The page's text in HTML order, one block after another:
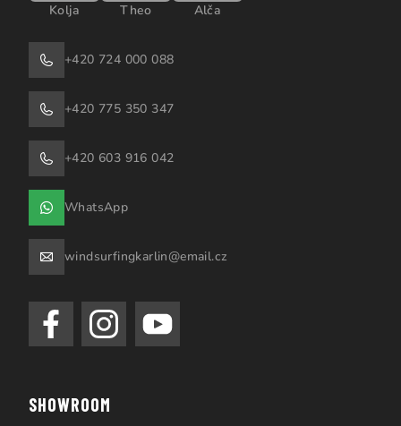
Kolja Theo Alča
+420 724 000 088
+420 775 350 347
+420 603 916 042
WhatsApp
windsurfingkarlin@email.cz
SHOWROOM